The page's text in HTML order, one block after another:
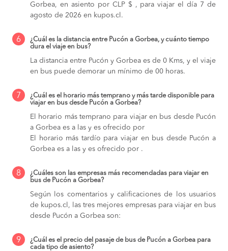
Gorbea, en asiento por CLP $ , para viajar el día 7 de
agosto de 2026 en kupos.cl.
6
¿Cuál es la distancia entre Pucón a Gorbea, y cuánto tiempo
dura el viaje en bus?
La distancia entre Pucón y Gorbea es de 0 Kms, y el viaje
en bus puede demorar un mínimo de 00 horas.
7
¿Cuál es el horario más temprano y más tarde disponible para
viajar en bus desde Pucón a Gorbea?
El horario más temprano para viajar en bus desde Pucón
a Gorbea es a las y es ofrecido por
El horario más tardío para viajar en bus desde Pucón a
Gorbea es a las y es ofrecido por .
8
¿Cuáles son las empresas más recomendadas para viajar en
bus de Pucón a Gorbea?
Según los comentarios y calificaciones de los usuarios
de kupos.cl, las tres mejores empresas para viajar en bus
desde Pucón a Gorbea son:
9
¿Cuál es el precio del pasaje de bus de Pucón a Gorbea para
cada tipo de asiento?